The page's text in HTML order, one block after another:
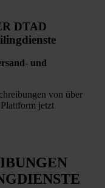
DTAD
und
von über
jetzt